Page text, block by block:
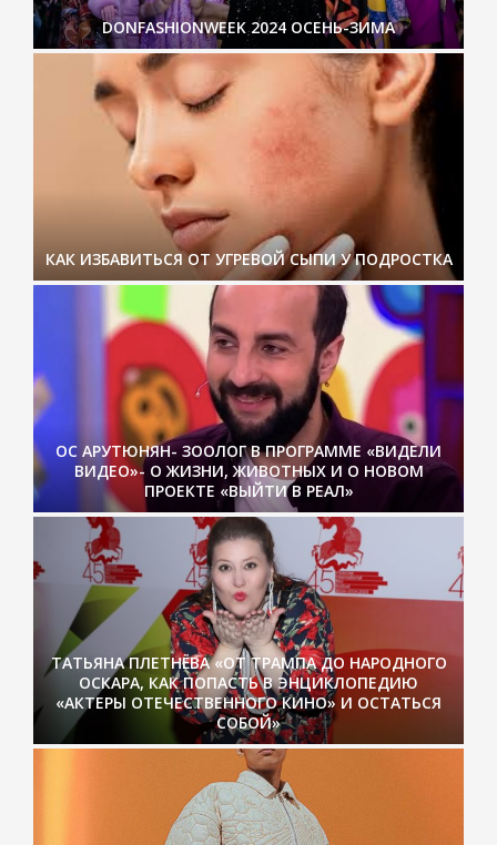
DONFASHIONWEEK 2024 ОСЕНЬ-ЗИМА
КАК ИЗБАВИТЬСЯ ОТ УГРЕВОЙ СЫПИ У ПОДРОСТКА
ОС АРУТЮНЯН- ЗООЛОГ В ПРОГРАММЕ «ВИДЕЛИ
ВИДЕО»- О ЖИЗНИ, ЖИВОТНЫХ И О НОВОМ
ПРОЕКТЕ «ВЫЙТИ В РЕАЛ»
ТАТЬЯНА ПЛЕТНЁВА «ОТ ТРАМПА ДО НАРОДНОГО
ОСКАРА, КАК ПОПАСТЬ В ЭНЦИКЛОПЕДИЮ
«АКТЕРЫ ОТЕЧЕСТВЕННОГО КИНО» И ОСТАТЬСЯ
СОБОЙ»